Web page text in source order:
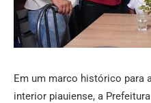
Em um marco histórico para
interior piauiense, a